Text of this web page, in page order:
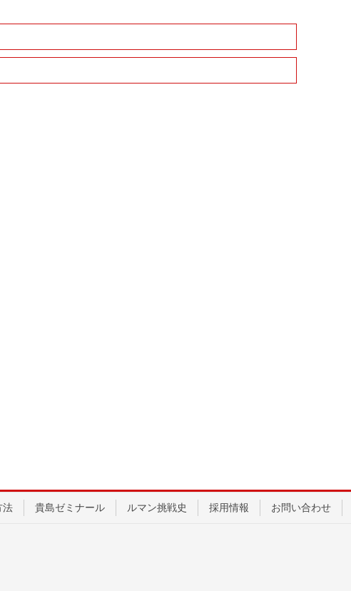
法 貴島ゼミナール ルマン挑戦史 採用情報 お問い合わせ